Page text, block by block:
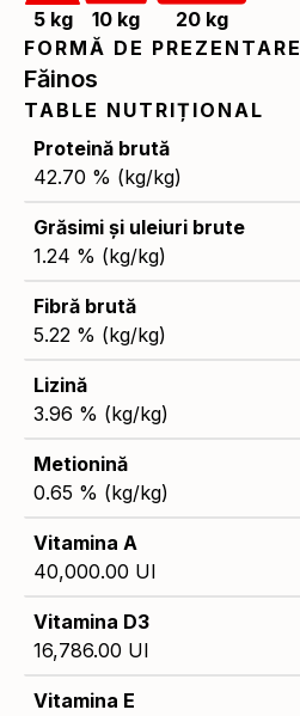
5 kg 10 kg
20 kg
FORMĂ DE PREZENTARE
Făinos
TABLE NUTRIȚIONAL
Proteină brută
42.70 % (kg/kg)
Grăsimi și uleiuri brute
1.24 % (kg/kg)
Fibră brută
5.22 % (kg/kg)
Lizină
3.96 % (kg/kg)
Metionină
0.65 % (kg/kg)
Vitamina A
40,000.00 UI
Vitamina D3
16,786.00 UI
Vitamina E